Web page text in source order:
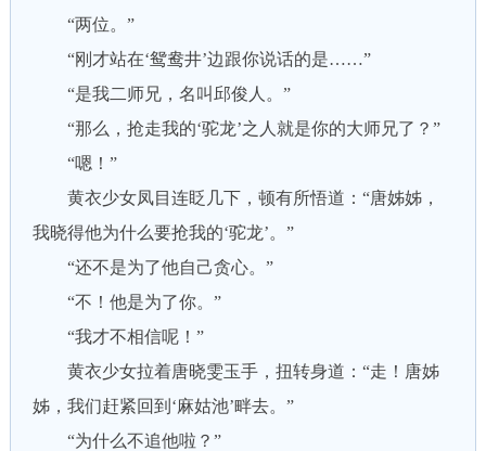
“两位。”
“刚才站在‘鸳鸯井’边跟你说话的是……”
“是我二师兄，名叫邱俊人。”
“那么，抢走我的‘驼龙’之人就是你的大师兄了？”
“嗯！”
黄衣少女凤目连眨几下，顿有所悟道：“唐姊姊，
我晓得他为什么要抢我的‘驼龙’。”
“还不是为了他自己贪心。”
“不！他是为了你。”
“我才不相信呢！”
黄衣少女拉着唐晓雯玉手，扭转身道：“走！唐姊
姊，我们赶紧回到‘麻姑池’畔去。”
“为什么不追他啦？”